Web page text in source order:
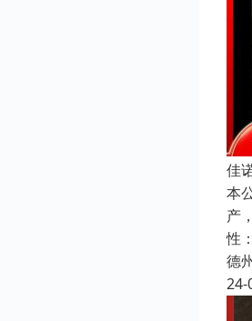
佳
本
产
性
德
24-